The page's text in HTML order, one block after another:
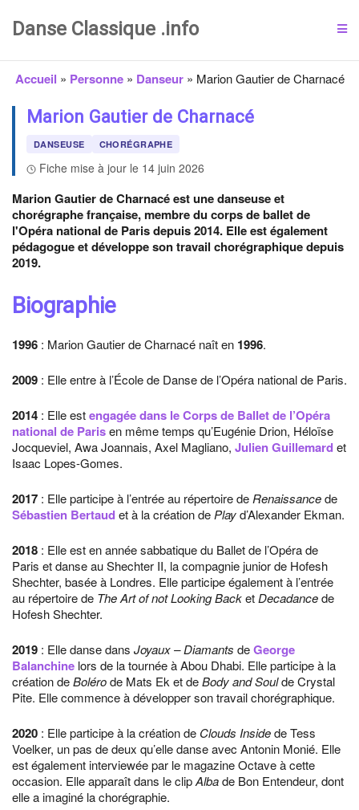
Danse Classique .info
Accueil » Personne» Danseur» Marion Gautier de Charnacé
Marion Gautier de Charnacé
DANSEUSE CHORÉGRAPHE
Fiche mise à jour le 14 juin 2026
Marion Gautier de Charnacé est une danseuse et
chorégraphe française, membre du corps de ballet de
l'Opéra national de Paris depuis 2014. Elle est également
pédagogue et développe son travail chorégraphique depuis
2019.
Biographie
1996 : Marion Gautier de Charnacé naît en 1996.
2009 : Elle entre à l’École de Danse de l’Opéra national de Paris.
2014 : Elle estengagée dans le Corps de Ballet de l’Opéra
national de Parisen même temps qu’Eugénie Drion, Héloïse
Jocqueviel, Awa Joannais, Axel Magliano, Julien Guillemardet
Isaac Lopes-Gomes.
2017 : Elle participe à l’entrée au répertoire de Renaissancede
Sébastien Bertaudet à la création de Playd’Alexander Ekman.
2018 : Elle est en année sabbatique du Ballet de l’Opéra de
Paris et danse au Shechter II, la compagnie junior de Hofesh
Shechter, basée à Londres. Elle participe également à l’entrée
au répertoire de The Art of not Looking Backet Decadancede
Hofesh Shechter.
2019 : Elle danse dans Joyaux – Diamants deGeorge
Balanchine lors de la tournée à Abou Dhabi. Elle participe à la
création deBolérode Mats Ek et deBody and Soulde Crystal
Pite. Elle commence à développer son travail chorégraphique.
2020 : Elle participe à la création de Clouds Insidede Tess
Voelker, un pas de deux qu’elle danse avec Antonin Monié. Elle
est également interviewée par le magazine Octave à cette
occasion. Elle apparaît dans le clipAlbade Bon Entendeur, dont
elle a imaginé la chorégraphie.